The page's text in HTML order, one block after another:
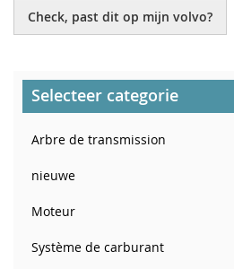
Check, past dit op mijn volvo?
Selecteer categorie
Arbre de transmission
nieuwe
Moteur
Système de carburant